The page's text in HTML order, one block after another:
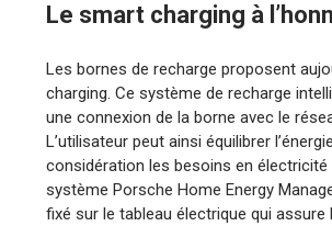
Le smart charging à
Les bornes de recharge proposent
charging. Ce système de recharge
une connexion de la borne avec le
L’utilisateur peut ainsi équilibrer
considération les besoins en
système Porsche Home Energy
fixé sur le tableau électrique qui assure